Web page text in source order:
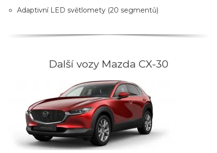
Adaptivní LED světlomety (20 segmentů)
Další vozy Mazda CX-30